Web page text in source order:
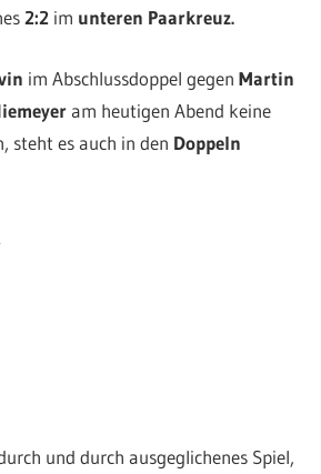
2:2 im unteren Paarkreuz.
im Abschlussdoppel gegenMartin
am heutigen Abend keine
steht es auch in den Doppeln
und durch ausgeglichenes Spiel,